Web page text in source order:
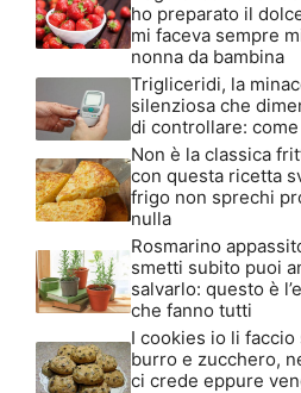
ho preparato il
mi faceva sempre
nonna da bambina
Trigliceridi, la
silenziosa che
di controllare:
Non è la classica
con questa ricetta
frigo non sprechi
nulla
Rosmarino
smetti subito puoi
salvarlo: questo è
che fanno tutti
I cookies io li faccio
burro e zucchero,
ci crede eppure